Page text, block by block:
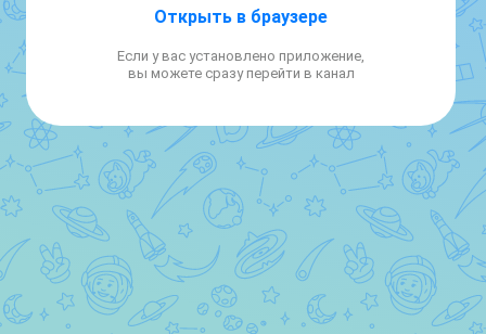
Открыть в браузере
Если у вас установлено приложение,
вы можете сразу перейти в канал